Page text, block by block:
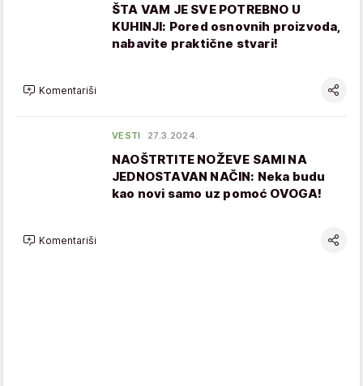
ŠTA VAM JE SVE POTREBNO U
KUHINJI: Pored osnovnih proizvoda,
nabavite praktične stvari!
Komentariši
VESTI 27.3.2024.
NAOŠTRTITE NOŽEVE SAMI NA
JEDNOSTAVAN NAČIN: Neka budu
kao novi samo uz pomoć OVOGA!
Komentariši